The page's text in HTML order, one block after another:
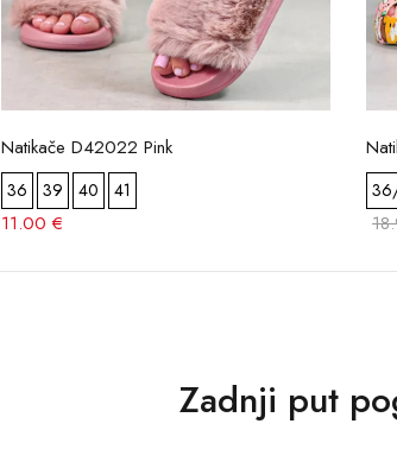
Natikače D42022 Pink
36 39 40 41
11.00 €
Zadnji put